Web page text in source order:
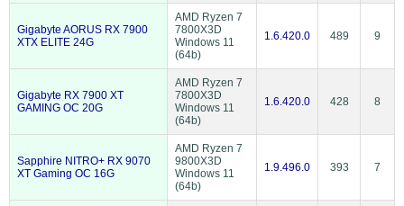
Gigabyte AORUS RX 7900
XTX ELITE 24G
AMD Ryzen 7
7800X3D
Windows 11
(64b)
1.6.420.0 489 9
Gigabyte RX 7900 XT
GAMING OC 20G
AMD Ryzen 7
7800X3D
Windows 11
(64b)
1.6.420.0 428 8
Sapphire NITRO+ RX 9070
XT Gaming OC 16G
AMD Ryzen 7
9800X3D
Windows 11
(64b)
1.9.496.0 393 7